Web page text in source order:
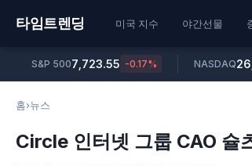
타임트렌딩 미국 지수 야간선물
S&P 5007,723.55 -0.17% NASDAQ
홈›뉴스
Circle 인터넷 그룹 CAO 슐